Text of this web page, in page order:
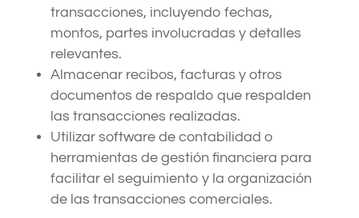
transacciones, incluyendo fechas,
montos, partes involucradas y detalles
relevantes.
Almacenar recibos, facturas y otros
documentos de respaldo que respalden
las transacciones realizadas.
Utilizar software de contabilidad o
herramientas de gestión financiera para
facilitar el seguimiento y la organización
de las transacciones comerciales.